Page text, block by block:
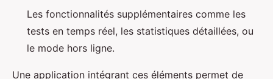
Les fonctionnalités supplémentaires comme les
tests en temps réel, les statistiques détaillées, ou
le mode hors ligne.
Une application intégrant ces éléments permet de